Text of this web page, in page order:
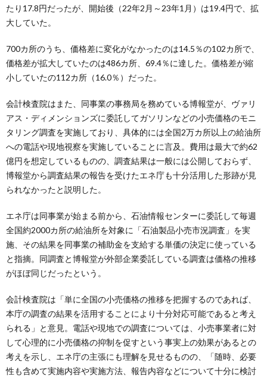
たり17.8円だったが、開始後（22年2月～23年1月）は19.4円で、拡
大していた。
700カ所のうち、価格差に変化がなかったのは14.5％の102カ所で、
価格差が拡大していたのは486カ所、69.4％に達した。価格差が縮
小していたの112カ所（16.0％）だった。
会計検査院はまた、同事業の事務局を務めている博報堂が、ヴァリ
アス・ディメンションズに委託してガソリンなどの小売価格のモニ
タリング調査を実施しており、具体的には全国2万カ所以上の給油所
への電話や現地視察を実施していることに言及。費用は最大で約62
億円を想定しているものの、調査結果は一般には公開しておらず、
博報堂から調査結果の報告を受けたエネ庁も十分活用した形跡が見
られなかったと説明した。
エネ庁は同事業が始まる前から、石油情報センターに委託して毎週
全国約2000カ所の給油所を対象に「石油製品小売市況調査」を実
施、その結果を同事業の補助金を支給する単価の決定に使っている
と指摘。同調査と博報堂が外部企業委託している調査は価格の推移
がほぼ同じだったという。
会計検査院は「単に全国の小売価格の推移を把握するのであれば、
本庁の調査の結果を活用することにより十分対応可能であると考え
られる」と意見。電話や現地での調査については、小売事業者に対
して心理的に小売価格の抑制を促すという事実上の効果があるとの
考えを示し、エネ庁の主張にも理解を見せるものの、「随時、必要
性も含めて実施内容や実施方法、報告内容などについて十分に検討